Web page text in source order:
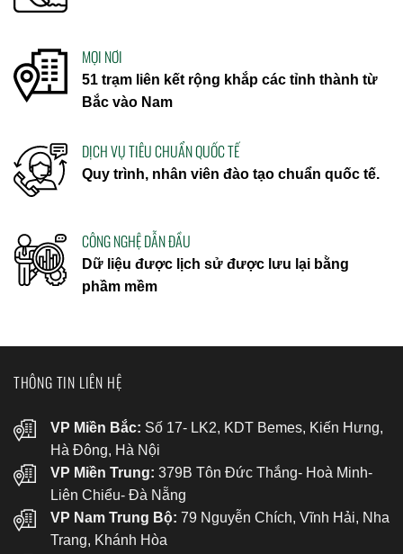
MỌI NƠI
51 trạm liên kết rộng khắp các tỉnh thành từ
Bắc vào Nam
DỊCH VỤ TIÊU CHUẨN QUỐC TẾ
Quy trình, nhân viên đào tạo chuẩn quốc tế.
CÔNG NGHỆ DẪN ĐẦU
Dữ liệu được lịch sử được lưu lại bằng
phầm mềm
THÔNG TIN LIÊN HỆ
VP Miền Bắc: Số 17- LK2, KDT Bemes, Kiến Hưng,
Hà Đông, Hà Nội
VP Miền Trung: 379B Tôn Đức Thắng- Hoà Minh-
Liên Chiểu- Đà Nẵng
VP Nam Trung Bộ: 79 Nguyễn Chích, Vĩnh Hải, Nha
Trang, Khánh Hòa